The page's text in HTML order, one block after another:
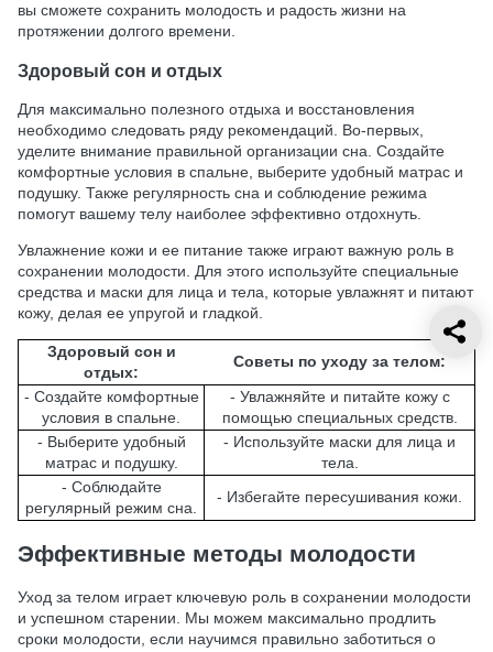
вы сможете сохранить молодость и радость жизни на
протяжении долгого времени.
Здоровый сон и отдых
Для максимально полезного отдыха и восстановления
необходимо следовать ряду рекомендаций. Во-первых,
уделите внимание правильной организации сна. Создайте
комфортные условия в спальне, выберите удобный матрас и
подушку. Также регулярность сна и соблюдение режима
помогут вашему телу наиболее эффективно отдохнуть.
Увлажнение кожи и ее питание также играют важную роль в
сохранении молодости. Для этого используйте специальные
средства и маски для лица и тела, которые увлажнят и питают
кожу, делая ее упругой и гладкой.
Здоровый сон и
отдых:
Советы по уходу за телом:
- Создайте комфортные
условия в спальне.
- Увлажняйте и питайте кожу с
помощью специальных средств.
- Выберите удобный
матрас и подушку.
- Используйте маски для лица и
тела.
- Соблюдайте
регулярный режим сна.
- Избегайте пересушивания кожи.
Эффективные методы молодости
Уход за телом играет ключевую роль в сохранении молодости
и успешном старении. Мы можем максимально продлить
сроки молодости, если научимся правильно заботиться о